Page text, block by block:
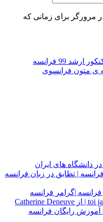
مرورگر برای زمانی که
99 فرانسه
ی متون فرانسوی
دانشگاه های ایران
| تطابق در زبان فرانسه
رایگان فرانسه